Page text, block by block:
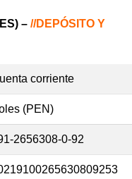
– //DEPÓSITO Y
corriente
(PEN)
2656308-0-92